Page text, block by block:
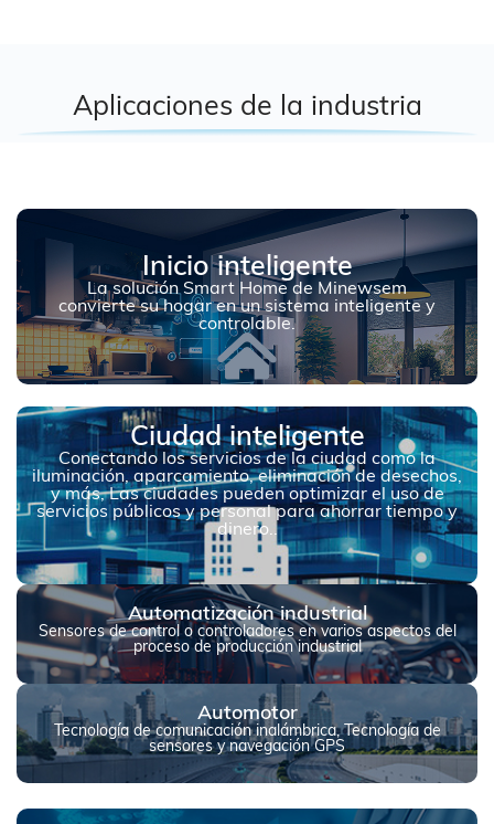
Aplicaciones de la industria
Inicio inteligente
La solución Smart Home de Minewsem
convierte su hogar en un sistema inteligente y
controlable.
Ciudad inteligente
Conectando los servicios de la ciudad como la
iluminación, aparcamiento, eliminación de desechos,
y más, Las ciudades pueden optimizar el uso de
servicios públicos y personal para ahorrar tiempo y
dinero..
Automatización industrial
Sensores de control o controladores en varios aspectos del
proceso de producción industrial
Automotor
Tecnología de comunicación inalámbrica, Tecnología de
sensores y navegación GPS